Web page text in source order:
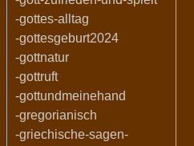
-gottes-alltag
-gottesgeburt2024
-gottnatur
-gottruft
-gottundmeinehand
-gregorianisch
-griechische-sagen-